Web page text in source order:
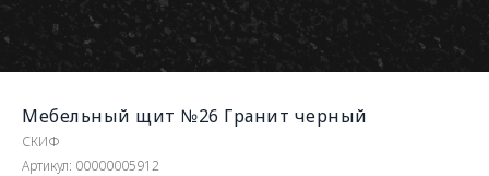
Мебельный щит №26 Гранит черный
СКИФ
Артикул: 00000005912